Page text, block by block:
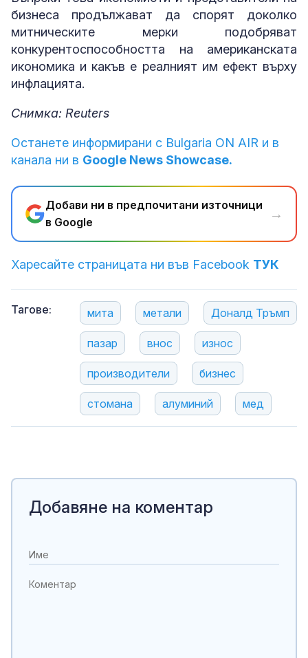
бизнеса продължават да спорят доколко
митническите мерки подобряват
конкурентоспособността на американската
икономика и какъв е реалният им ефект върху
инфлацията.
Снимка: Reuters
Останете информирани с Bulgaria ON AIR и в
канала ни в Google News Showcase.
Добави ни в предпочитани източници
в Google
→
Харесайте страницата ни във Facebook ТУК
Тагове: мита метали Доналд Тръмп
пазар внос износ
производители бизнес
стомана алуминий мед
Добавяне на коментар